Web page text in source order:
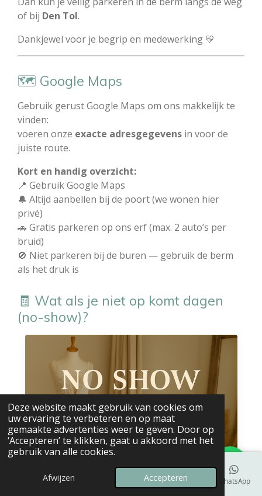
Deze website maakt gebruik van cookies om
uw ervaring te verbeteren en op maat
gemaakte advertenties weer te geven. Door op
‘Accepteren’ te klikken, gaat u akkoord met het
gebruik van alle cookies.
Afwijzen Accepteren
of bij Den Tol.
Dankjewel voor je begrip en medewerking 💛
🗺️ Google Maps
Gebruik gerust Google Maps om ons makkelijk te
vinden:
voeren onze exacte adresgegevens in voor de
juiste route.
Kort en handig overzicht:
📍 Gebruik Google Maps
🔔 Altijd aanbellen bij de poort (we wonen hier
privé)
🚗 Gratis parkeren op ons erf (max. 2 auto’s per
bruid)
🚫 Niet parkeren bij de buren — gebruik de berm
als het druk is
🧾 Wat als je niet op komt dagen
(no-show)?
E-mailadres Telefoonnummer Kaart Instagram WhatsApp